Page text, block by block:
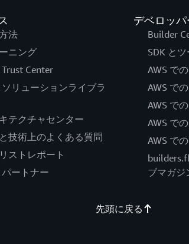
法
ニング
Trust Center
ソリューションライブラ
テクチャセンター
技術上のよくある質問
ストレポート
パートナー
デベロッパ
Builder
SDK と
AWS で
AWS で
AWS で
AWS で
AWS で
ブマガジ
先頭に戻る